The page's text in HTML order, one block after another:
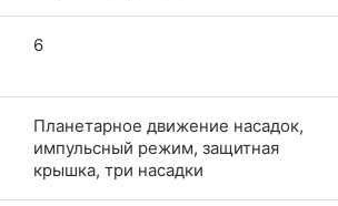
6
Планетарное движение насадок,
импульсный режим, защитная
крышка, три насадки